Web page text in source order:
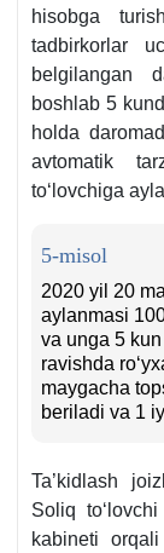
hisobga
tadbirkorlar
belgilangan
boshlab 5
holda
avtomatik
toʻlovchiga
5-misol
2020 yil 20
aylanmasi
va unga 5
ravishda
maygacha
beriladi va 1
Ta’kidlash
Soliq
kabineti